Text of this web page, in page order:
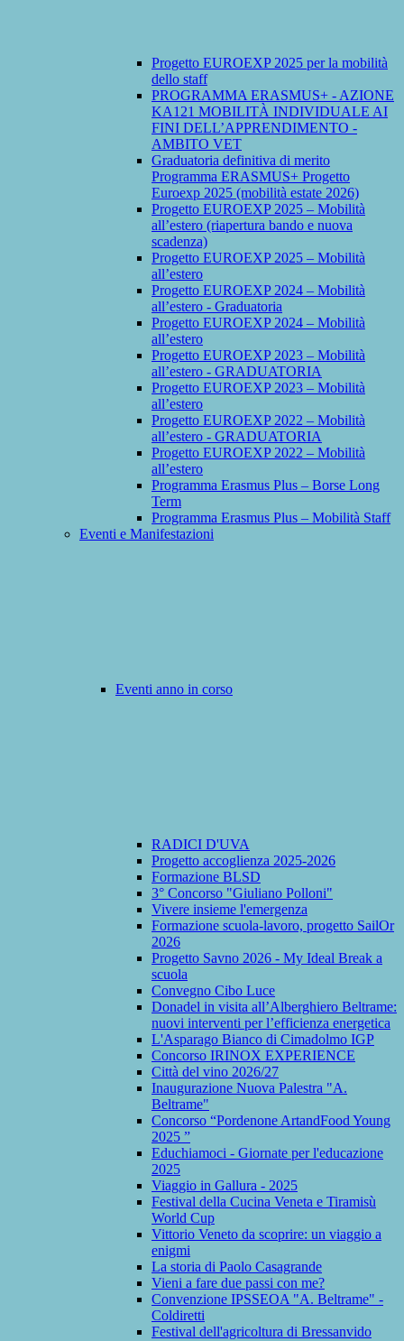
Progetto EUROEXP 2025 per la mobilità
dello staff
PROGRAMMA ERASMUS+ - AZIONE
KA121 MOBILITÀ INDIVIDUALE AI
FINI DELL’APPRENDIMENTO -
AMBITO VET
Graduatoria definitiva di merito
Programma ERASMUS+ Progetto
Euroexp 2025 (mobilità estate 2026)
Progetto EUROEXP 2025 – Mobilità
all’estero (riapertura bando e nuova
scadenza)
Progetto EUROEXP 2025 – Mobilità
all’estero
Progetto EUROEXP 2024 – Mobilità
all’estero - Graduatoria
Progetto EUROEXP 2024 – Mobilità
all’estero
Progetto EUROEXP 2023 – Mobilità
all’estero - GRADUATORIA
Progetto EUROEXP 2023 – Mobilità
all’estero
Progetto EUROEXP 2022 – Mobilità
all’estero - GRADUATORIA
Progetto EUROEXP 2022 – Mobilità
all’estero
Programma Erasmus Plus – Borse Long
Term
Programma Erasmus Plus – Mobilità Staff
Eventi e Manifestazioni
Eventi anno in corso
RADICI D'UVA
Progetto accoglienza 2025-2026
Formazione BLSD
3° Concorso "Giuliano Polloni"
Vivere insieme l'emergenza
Formazione scuola-lavoro, progetto SailOr
2026
Progetto Savno 2026 - My Ideal Break a
scuola
Convegno Cibo Luce
Donadel in visita all’Alberghiero Beltrame:
nuovi interventi per l’efficienza energetica
L'Asparago Bianco di Cimadolmo IGP
Concorso IRINOX EXPERIENCE
Città del vino 2026/27
Inaugurazione Nuova Palestra "A.
Beltrame"
Concorso “Pordenone ArtandFood Young
2025 ”
Educhiamoci - Giornate per l'educazione
2025
Viaggio in Gallura - 2025
Festival della Cucina Veneta e Tiramisù
World Cup
Vittorio Veneto da scoprire: un viaggio a
enigmi
La storia di Paolo Casagrande
Vieni a fare due passi con me?
Convenzione IPSSEOA "A. Beltrame" -
Coldiretti
Festival dell'agricoltura di Bressanvido